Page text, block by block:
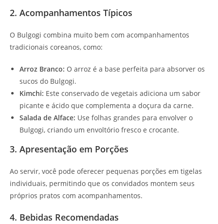
2. Acompanhamentos Típicos
O Bulgogi combina muito bem com acompanhamentos
tradicionais coreanos, como:
Arroz Branco: O arroz é a base perfeita para absorver os
sucos do Bulgogi.
Kimchi: Este conservado de vegetais adiciona um sabor
picante e ácido que complementa a doçura da carne.
Salada de Alface: Use folhas grandes para envolver o
Bulgogi, criando um envoltório fresco e crocante.
3. Apresentação em Porções
Ao servir, você pode oferecer pequenas porções em tigelas
individuais, permitindo que os convidados montem seus
próprios pratos com acompanhamentos.
4. Bebidas Recomendadas